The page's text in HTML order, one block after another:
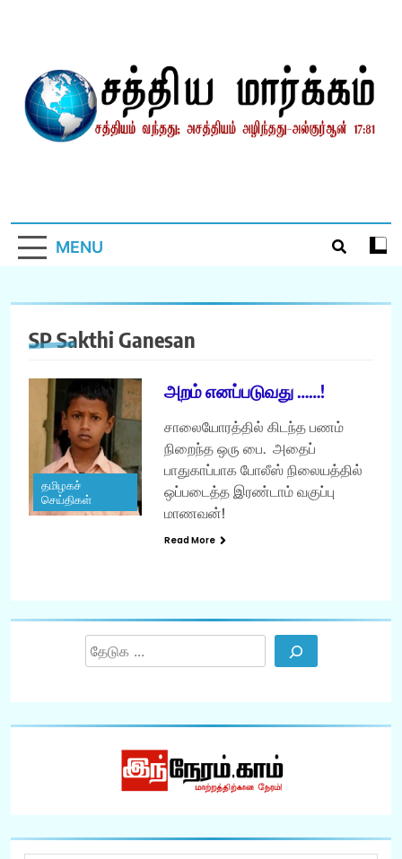
MENU
SP Sakthi Ganesan
தமிழகச்
செய்திகள்
அறம் எனப்படுவது ……!
சாலையோரத்தில் கிடந்த பணம்
நிறைந்த ஒரு பை. அதைப்
பாதுகாப்பாக போலீஸ் நிலையத்தில்
ஒப்படைத்த இரண்டாம் வகுப்பு
மாணவன்!
Read More